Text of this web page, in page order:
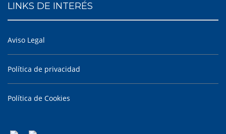
LINKS DE INTERÉS
Aviso Legal
Política de privacidad
Política de Cookies